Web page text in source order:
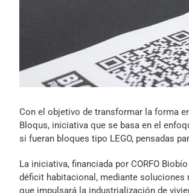
Con el objetivo de transformar la forma
Bloqus, iniciativa que se basa en el
si fueran bloques tipo LEGO, pensadas
La iniciativa, financiada por CORFO
déficit habitacional, mediante soluciones
que impulsará la industrialización de